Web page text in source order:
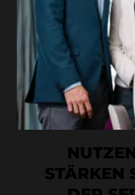
STÄRKEN